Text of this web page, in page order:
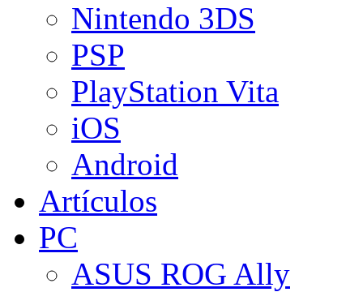
Nintendo 3DS
PSP
PlayStation Vita
iOS
Android
Artículos
PC
ASUS ROG Ally